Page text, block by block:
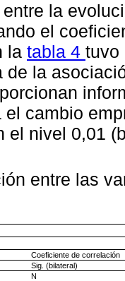
la
el
la tabla 4 tuvo
de la
el cambio
el nivel 0,01
entre las
Coeficiente de correlación
Sig. (bilateral)
N